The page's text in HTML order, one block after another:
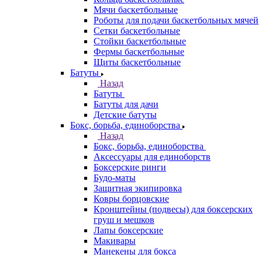
Мячи баскетбольные
Роботы для подачи баскетбольных мячей
Сетки баскетбольные
Стойки баскетбольные
Фермы баскетбольные
Щиты баскетбольные
Батуты
Назад
Батуты
Батуты для дачи
Детские батуты
Бокс, борьба, единоборства
Назад
Бокс, борьба, единоборства
Аксессуары для единоборств
Боксерские ринги
Будо-маты
Защитная экипировка
Ковры борцовские
Кронштейны (подвесы) для боксерских
груш и мешков
Лапы боксерские
Макивары
Манекены для бокса